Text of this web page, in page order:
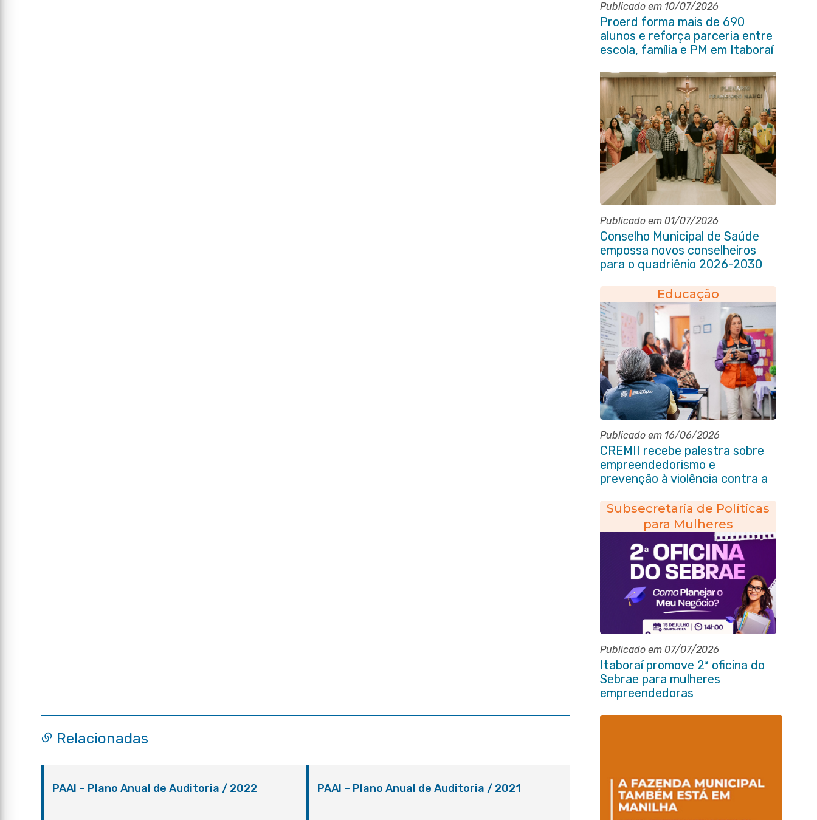
Publicado em 10/07/2026
Proerd forma mais de 690
alunos e reforça parceria entre
escola, família e PM em Itaboraí
Publicado em 01/07/2026
Conselho Municipal de Saúde
empossa novos conselheiros
para o quadriênio 2026-2030
Educação
Publicado em 16/06/2026
CREMII recebe palestra sobre
empreendedorismo e
prevenção à violência contra a
Subsecretaria de Políticas
para Mulheres
Publicado em 07/07/2026
Itaboraí promove 2ª oficina do
Sebrae para mulheres
empreendedoras
Relacionadas
PAAI – Plano Anual de Auditoria / 2022 PAAI – Plano Anual de Auditoria / 2021